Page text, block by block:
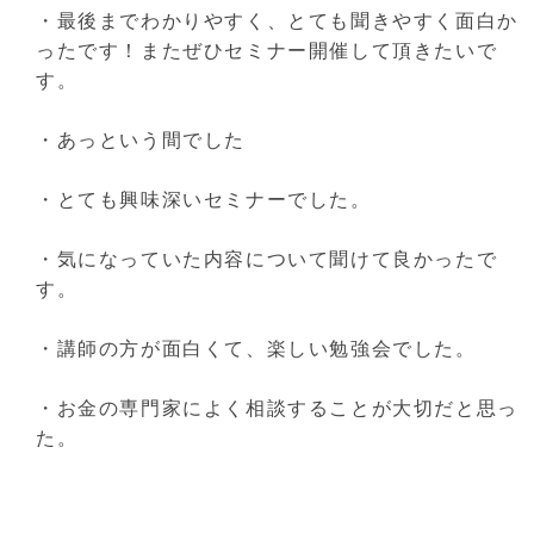
・最後までわかりやすく、とても聞きやすく面白か
ったです！またぜひセミナー開催して頂きたいで
す。
・あっという間でした
・とても興味深いセミナーでした。
・気になっていた内容について聞けて良かったで
す。
・講師の方が面白くて、楽しい勉強会でした。
・お金の専門家によく相談することが大切だと思っ
た。